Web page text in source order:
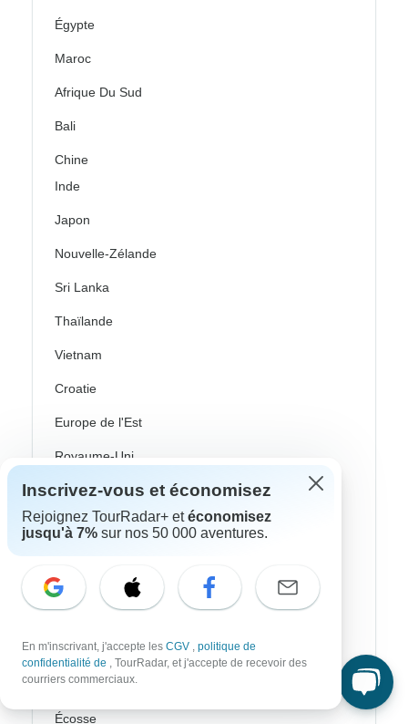
Égypte
Maroc
Afrique Du Sud
Bali
Chine
Inde
Japon
Nouvelle-Zélande
Sri Lanka
Thaïlande
Vietnam
Croatie
Europe de l'Est
Royaume-Uni
Grèce
Îles Grecques
Irlande
Pays nordiques / Scandinavie
Portugal
Écosse
Inscrivez-vous et économisez
Rejoignez TourRadar+ etéconomisez
jusqu'à 7% sur nos 50 000 aventures.
En m'inscrivant, j'accepte les CGV , politique de
confidentialité de , TourRadar, et j'accepte de recevoir des
courriers commerciaux.